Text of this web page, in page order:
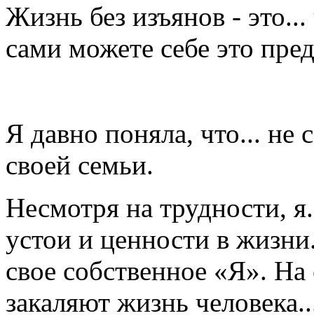
Жизнь без изъянов -
сами можете себе это
Я давно поняла, что... не
своей семьи.
Несмотря на трудности,
устои и ценности в
свое собственное «Я».
закаляют жизнь